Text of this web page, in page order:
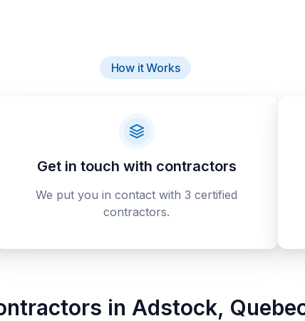
How it Works
Get in touch with contractors
We put you in contact with 3 certified
contractors.
in Adstock,